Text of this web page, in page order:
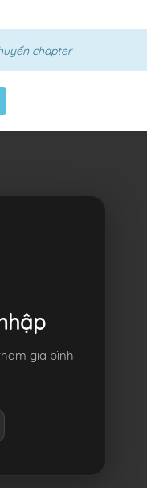
chapter
gia bình